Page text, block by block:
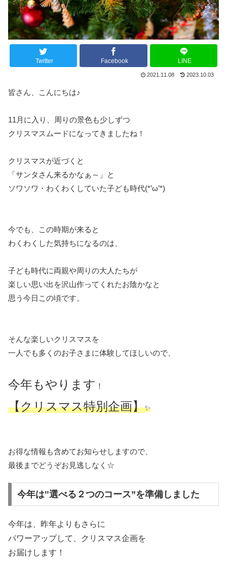
Twitter Facebook LINE
2021.11.08 2023.10.03
皆さん、こんにちは♪
11月に入り、周りの景色も少しずつ
クリスマスムードになってきましたね！
クリスマスが近づくと
「サンタさん来るかなぁ～」と
ソワソワ・わくわくしていた子ども時代(*’ω’*)
今でも、この時期が来ると
わくわくした気持ちになるのは、
子ども時代に両親や周りの大人たちが
楽しい思い出を沢山作ってくれたお陰かなと
思う今日この頃です。
そんな楽しいクリスマスを
一人でも多くのお子さまに体験してほしいので、
今年もやります ！
【クリスマス特別企画】✨
お得な情報も含めてお知らせしますので、
最後までどうぞお見逃しなく☆
今年は‟選べる２つのコース”を準備しました
今年は、昨年よりもさらに
パワーアップして、クリスマス企画を
お届けします！